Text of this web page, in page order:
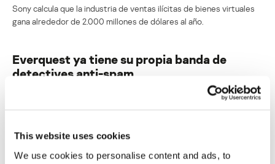
This website uses cookies
We use cookies to personalise content and ads, to
Sony calcula que la industria de ventas ilícitas de bienes virtuales
gana alrededor de 2.000 millones de dólares al año.
Everquest ya tiene su propia banda de
detectives anti-spam
Su dirección de correo electrónico no será publicada. Los